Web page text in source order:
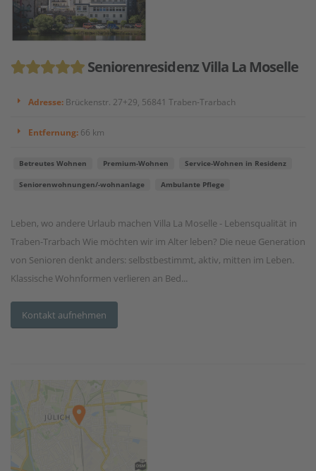
Seniorenresidenz Villa La Moselle
Adresse: Brückenstr. 27+29, 56841 Traben-Trarbach
Entfernung: 66 km
Betreutes Wohnen Premium-Wohnen Service-Wohnen in Residenz
Seniorenwohnungen/-wohnanlage Ambulante Pflege
Leben, wo andere Urlaub machen Villa La Moselle - Lebensqualität in
Traben-Trarbach Wie möchten wir im Alter leben? Die neue Generation
von Senioren denkt anders: selbstbestimmt, aktiv, mitten im Leben.
Klassische Wohnformen verlieren an Bed...
Kontakt aufnehmen